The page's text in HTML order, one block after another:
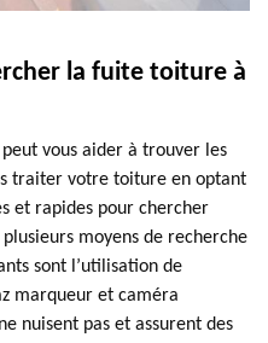
la fuite toiture à
peut vous aider à trouver les
traiter votre toiture en optant
et rapides pour chercher
moyens de recherche
sont l’utilisation de
marqueur et caméra
nuisent pas et assurent des